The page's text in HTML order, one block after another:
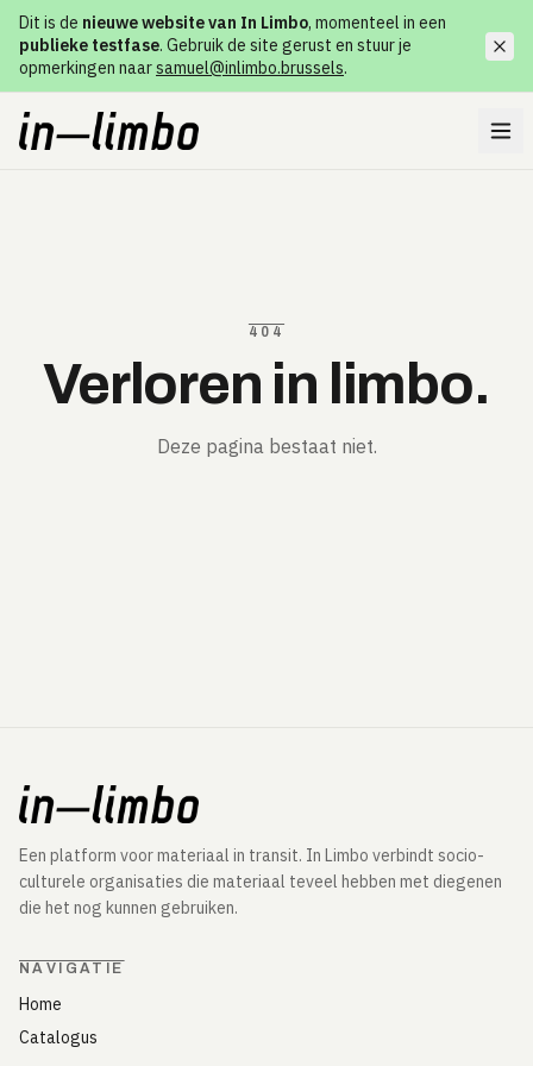
Dit is de nieuwe website van In Limbo, momenteel in een
publieke testfase. Gebruik de site gerust en stuur je
opmerkingen naarsamuel@inlimbo.brussels.
404
Verloren in limbo.
Deze pagina bestaat niet.
Een platform voor materiaal in transit. In Limbo verbindt socio-
culturele organisaties die materiaal teveel hebben met diegenen
die het nog kunnen gebruiken.
NAVIGATIE
Home
Catalogus